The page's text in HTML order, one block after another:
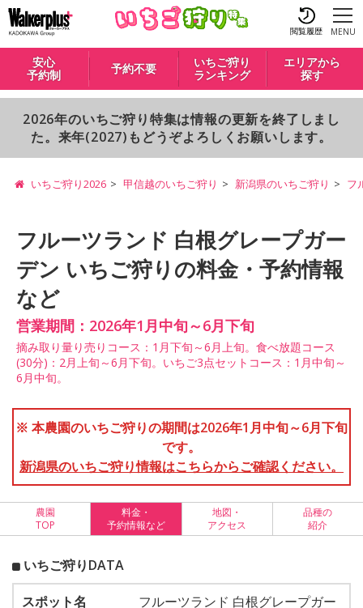
閲覧履歴 MENU
安心
予約制
予約不要
いちご狩り
ランキング
エリアから
探す
2026年のいちご狩り特集は情報の更新を終了しまし
た。来年(2027)もどうぞよろしくお願いします。
いちご狩り2026 甲信越のいちご狩り 新潟県のいちご狩り フ
フルーツランド 白根グレープガー
デン いちご狩りの料金・予約情報
など
営業期間：2026年1月中旬～6月下旬
摘み取り量り売りコース：1月下旬～6月上旬。食べ放題コース
(30分)：2月上旬～6月下旬。いちご3点セットコース：1月中旬～
6月中旬。
※ 本農園のいちご狩りの期間は2026年1月中旬～6月下旬
です。
新潟県のいちご狩り情報はこちらからご確認ください。
農園
TOP
料金・
予約情報など
地図・
アクセス
品種の
紹介
いちご狩りDATA
スポット名
フルーツランド 白根グレープガー